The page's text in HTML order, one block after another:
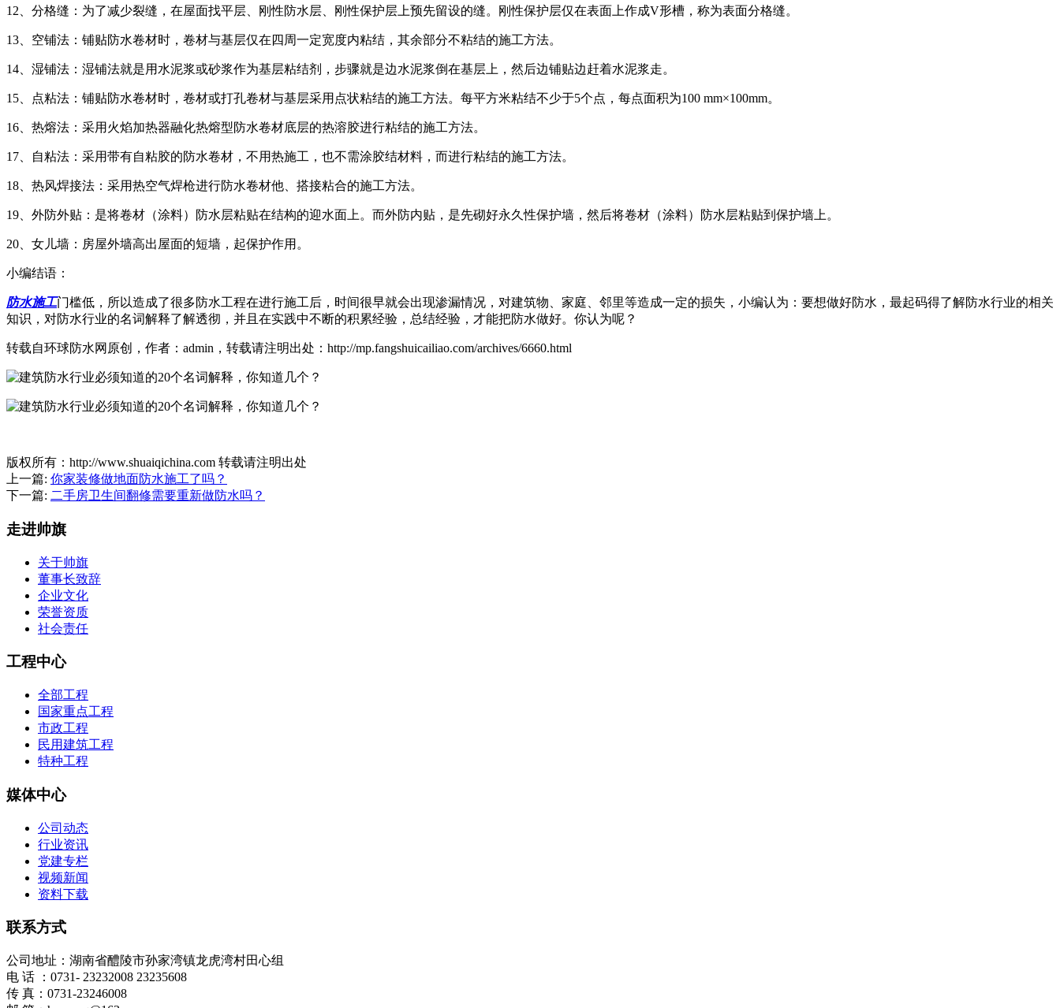
12、分格缝：为了减少裂缝，在屋面找平层、刚性防水层、刚性保护层上预先留设的缝。刚性保护层仅在表面上作成V形槽，称为表面分格缝。
13、空铺法：铺贴防水卷材时，卷材与基层仅在四周一定宽度内粘结，其余部分不粘结的施工方法。
14、湿铺法：湿铺法就是用水泥浆或砂浆作为基层粘结剂，步骤就是边水泥浆倒在基层上，然后边铺贴边赶着水泥浆走。
15、点粘法：铺贴防水卷材时，卷材或打孔卷材与基层采用点状粘结的施工方法。每平方米粘结不少于5个点，每点面积为100 mm×100mm。
16、热熔法：采用火焰加热器融化热熔型防水卷材底层的热溶胶进行粘结的施工方法。
17、自粘法：采用带有自粘胶的防水卷材，不用热施工，也不需涂胶结材料，而进行粘结的施工方法。
18、热风焊接法：采用热空气焊枪进行防水卷材他、搭接粘合的施工方法。
19、外防外贴：是将卷材（涂料）防水层粘贴在结构的迎水面上。而外防内贴，是先砌好永久性保护墙，然后将卷材（涂料）防水层粘贴到保护墙上。
20、女儿墙：房屋外墙高出屋面的短墙，起保护作用。
小编结语：
防水施工门槛低，所以造成了很多防水工程在进行施工后，时间很早就会出现渗漏情况，对建筑物、家庭、邻里等造成一定的损失，小编认为：要想做好防水，最起码得了解防水行业的相关
知识，对防水行业的名词解释了解透彻，并且在实践中不断的积累经验，总结经验，才能把防水做好。你认为呢？
转载自环球防水网原创，作者：admin，转载请注明出处：http://mp.fangshuicailiao.com/archives/6660.html
版权所有：http://www.shuaiqichina.com 转载请注明出处
上一篇: 你家装修做地面防水施工了吗？
下一篇: 二手房卫生间翻修需要重新做防水吗？
走进帅旗
关于帅旗
董事长致辞
企业文化
荣誉资质
社会责任
工程中心
全部工程
国家重点工程
市政工程
民用建筑工程
特种工程
媒体中心
公司动态
行业资讯
党建专栏
视频新闻
资料下载
联系方式
公司地址：湖南省醴陵市孙家湾镇龙虎湾村田心组
电 话 ：0731- 23232008 23235608
传 真：0731-23246008